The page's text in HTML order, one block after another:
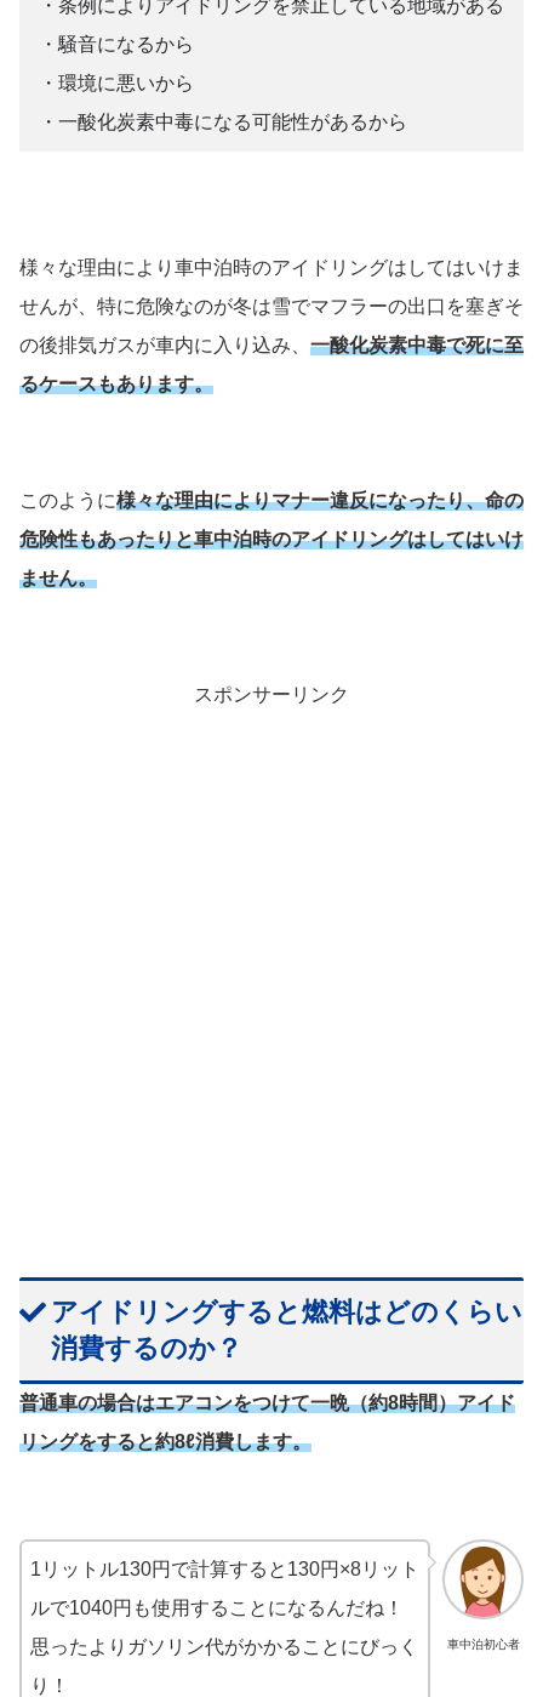
・条例によりアイドリングを禁止している地域がある
・騒音になるから
・環境に悪いから
・一酸化炭素中毒になる可能性があるから
様々な理由により車中泊時のアイドリングはしてはいけま
せんが、特に危険なのが冬は雪でマフラーの出口を塞ぎそ
の後排気ガスが車内に入り込み、 一酸化炭素中毒で死に至
るケースもあります。
このように様々な理由によりマナー違反になったり、命の
危険性もあったりと車中泊時のアイドリングはしてはいけ
ません。
スポンサーリンク
アイドリングすると燃料はどのくらい
消費するのか？
普通車の場合はエアコンをつけて一晩（約8時間）アイド
リングをすると約8ℓ消費します。
車中泊初心者
1リットル130円で計算すると130円×8リット
ルで1040円も使用することになるんだね！
思ったよりガソリン代がかかることにびっく
り！